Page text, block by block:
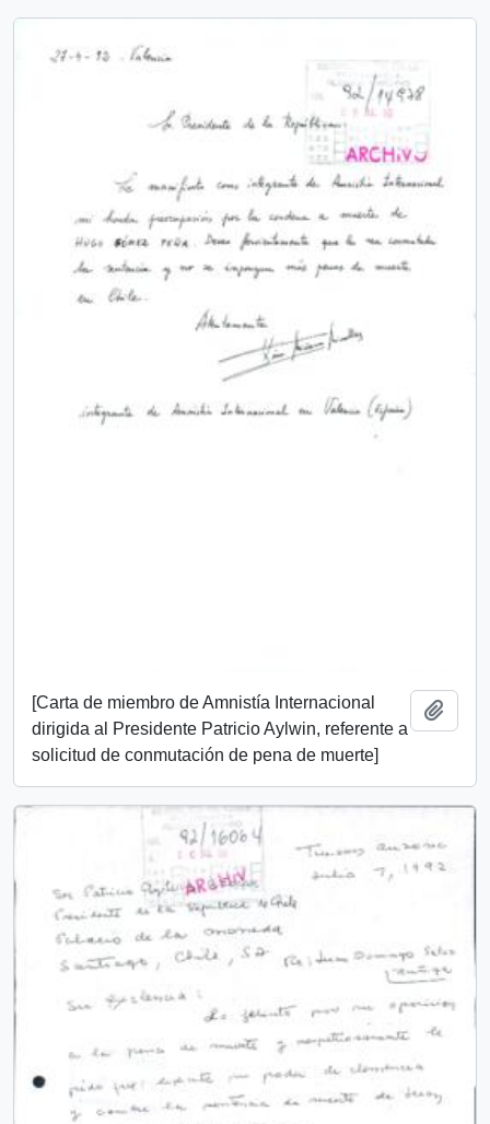
[Carta de miembro de Amnistía Internacional
dirigida al Presidente Patricio Aylwin, referente a
solicitud de conmutación de pena de muerte]